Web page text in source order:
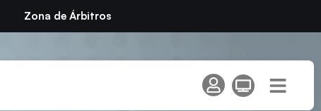
Zona de Árbitros